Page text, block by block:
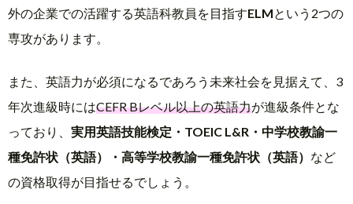
外の企業での活躍する英語科教員を目指すELMという2つの
専攻があります。
また、英語力が必須になるであろう未来社会を見据えて、3
年次進級時にはCEFR Bレベル以上の英語力が進級条件とな
っており、 実用英語技能検定・TOEIC L&R・中学校教諭一
種免許状（英語）・高等学校教諭一種免許状（英語） など
の資格取得が目指せるでしょう。